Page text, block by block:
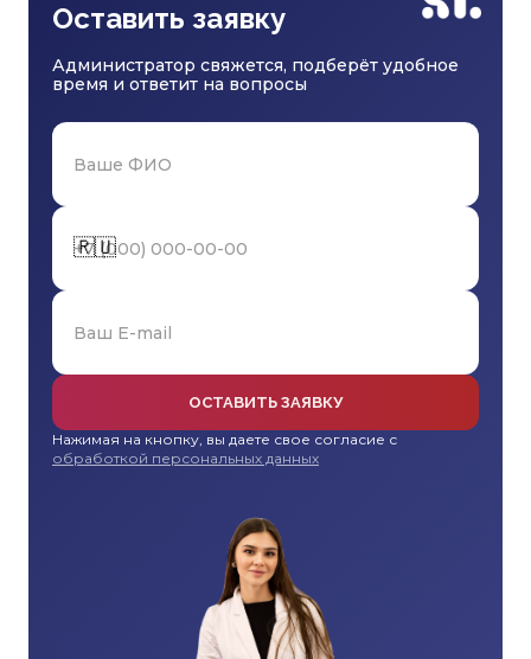
Оставить заявку
Администратор свяжется, подберёт удобное
время и ответит на вопросы
🇷🇺
ОСТАВИТЬ ЗАЯВКУ
Нажимая на кнопку, вы даете свое согласие с
обработкой персональных данных